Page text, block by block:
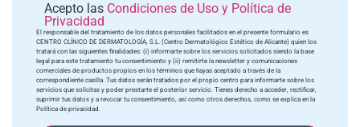
Acepto las Condiciones de Uso y Política de
Privacidad
El responsable del tratamiento de los datos personales facilitados en el presente formulario es
CENTRO CLÍNICO DE DERMATOLOGÍA, S.L. (Centro Dermatológico Estético de Alicante) quien los
tratará con las siguientes finalidades: (i) informarte sobre los servicios solicitados siendo la base
legal para este tratamiento tu consentimiento y (ii) remitirte la newsletter y comunicaciones
comerciales de productos propios en los términos que hayas aceptado a través de la
correspondiente casilla. Tus datos serán tratados por el propio centro para informarte sobre los
servicios que solicitas y poder prestarte el posterior servicio. Tienes derecho a acceder, rectificar,
suprimir tus datos y a revocar tu consentimiento, así como otros derechos, como se explica en la
Política de privacidad.